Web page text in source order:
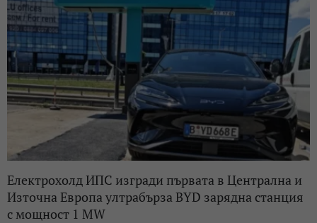
Електрохолд ИПС изгради първата в Централна и
Източна Европа ултрабърза BYD зарядна станция
с мощност 1 MW